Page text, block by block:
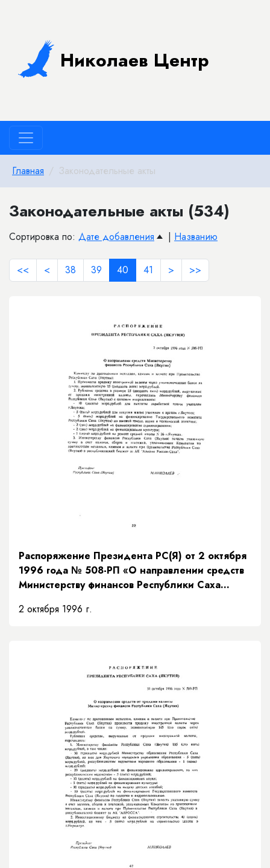
Николаев Центр
Главная Законодательные акты
Законодательные акты (534)
Сортировка по: Дате добавления | Названию
<< < 38 39 40 41 > >>
Распоряжение Президента РС(Я) от 2 октября
1996 года № 508-РП «О направлении средств
Министерству финансов Республики Саха
2 октября 1996 г.